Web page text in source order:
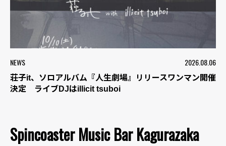
NEWS 2026.08.06
荘子it、ソロアルバム『人生劇場』リリースワンマン開催
決定 ライブDJはillicit tsuboi
Spincoaster Music Bar Kagurazaka